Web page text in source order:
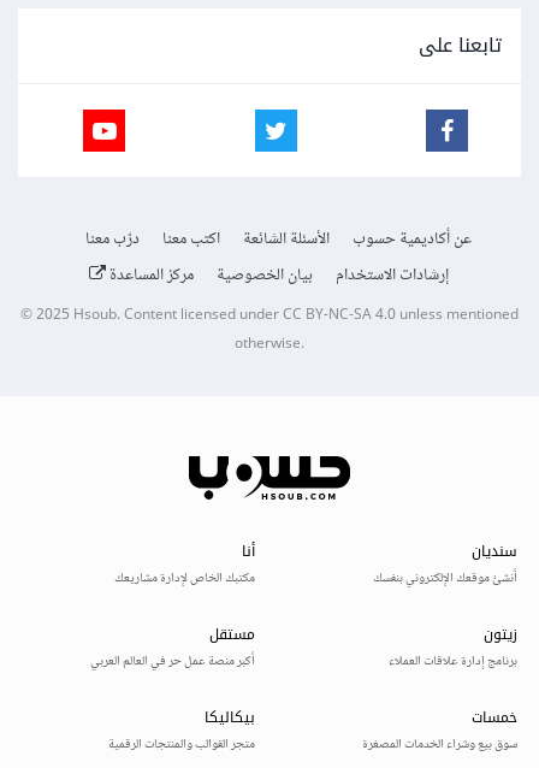
تابعنا على
عن أكاديمية حسوب الأسئلة الشائعة اكتب معنا
درّب معنا
إرشادات الاستخدام
بيان الخصوصية مركز المساعدة
© 2025Hsoub.Content licensed underCC BY-NC-SA 4.0unless mentioned
otherwise.